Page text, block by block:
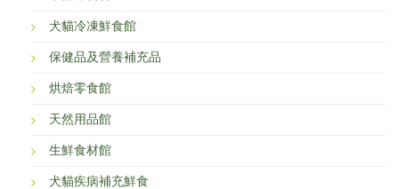
犬貓冷凍鮮食館
保健品及營養補充品
烘焙零食館
天然用品館
生鮮食材館
犬貓疾病補充鮮食